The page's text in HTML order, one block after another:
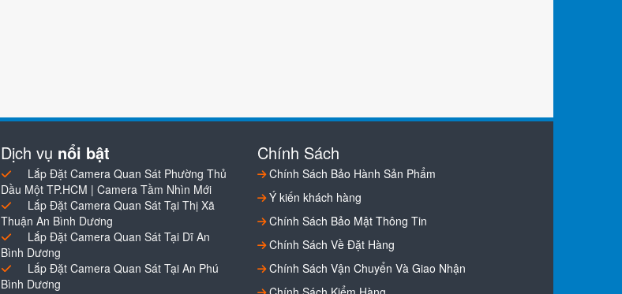
Dịch vụ nổi bật
Lắp Đặt Camera Quan Sát Phường Thủ
Dầu Một TP.HCM | Camera Tầm Nhìn Mới
Lắp Đặt Camera Quan Sát Tại Thị Xã
Thuận An Bình Dương
Lắp Đặt Camera Quan Sát Tại Dĩ An
Bình Dương
Lắp Đặt Camera Quan Sát Tại An Phú
Bình Dương
Chính Sách
Chính Sách Bảo Hành Sản Phẩm
Ý kiến khách hàng
Chính Sách Bảo Mật Thông Tin
Chính Sách Về Đặt Hàng
Chính Sách Vận Chuyển Và Giao Nhận